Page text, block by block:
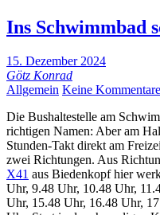
Ins Schwimmbad
15. Dezember 2024
Götz Konrad
Allgemein Keine Kommentare
Die Bushaltestelle am
richtigen Namen: Aber am
Stunden-Takt direkt am
zwei Richtungen. Aus
X41 aus Biedenkopf hier
Uhr, 9.48 Uhr, 10.48 Uhr,
Uhr, 15.48 Uhr, 16.48 Uhr,